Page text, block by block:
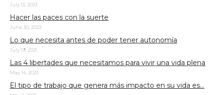
July 13, 2023
Hacer las paces con la suerte
June 30, 2023
Lo que necesita antes de poder tener autonomía
July 19, 2021
Las 4 libertades que necesitamos para vivir una vida plena
May 14, 2023
El tipo de trabajo que genera más impacto en su vida es...